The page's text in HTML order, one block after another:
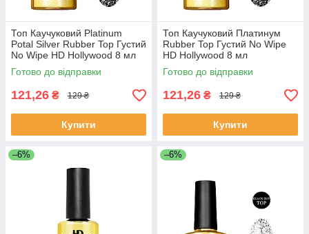
Топ Каучуковий Platinum
Potal Silver Rubber Top Густий
No Wipe HD Hollywood 8 мл
Готово до відправки
121,26 ₴ 129 ₴
Купити
Топ Каучуковий Платинум
Rubber Top Густий No Wipe
HD Hollywood 8 мл
Готово до відправки
121,26 ₴ 129 ₴
Купити
–6% –6%